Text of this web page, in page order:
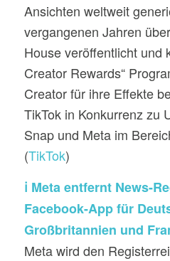
Ansichten weltweit
vergangenen Jahren
House veröffentlicht und
Creator Rewards“
Creator für ihre Effekte
TikTok in Konkurrenz zu
Snap und Meta im
(TikTok)
ℹ️ Meta entfernt News-
Facebook-App für
Großbritannien und
Meta wird den